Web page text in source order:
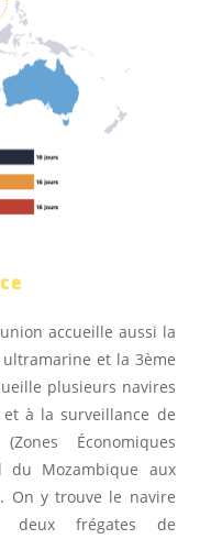
accueille aussi la
et la 3ème
plusieurs navires
à la surveillance de
Économiques
du Mozambique aux
On y trouve le navire
frégates de